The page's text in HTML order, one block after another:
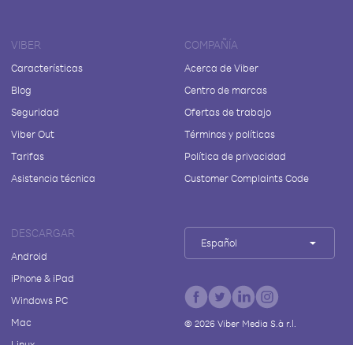
VIBER
Características
Blog
Seguridad
Viber Out
Tarifas
Asistencia técnica
COMPAÑÍA
Acerca de Viber
Centro de marcas
Ofertas de trabajo
Términos y políticas
Política de privacidad
Customer Complaints Code
DESCARGAR
Android
iPhone & iPad
Windows PC
Mac
Español
© 2026Viber Media S.à r.l.